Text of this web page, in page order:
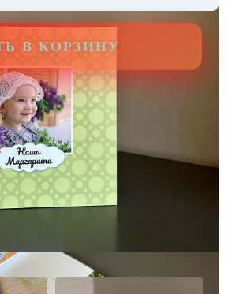
В КОРЗИНУ
стили фотокниг